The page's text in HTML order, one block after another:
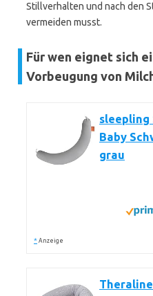
Stillverhalten und nach den
vermeiden musst.
Für wen eignet sich
Vorbeugung von
sleepling
Baby
grau
* Anzeige